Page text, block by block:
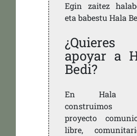
Egin zaitez
eta babestu Hala
¿Quieres
apoyar a
Bedi?
En Hala
proyecto
libre,